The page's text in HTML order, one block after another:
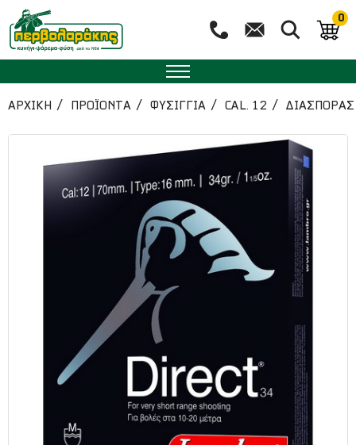
0
ΑΡΧΙΚΉ ΠΡΟΪΟΝΤΑ ΦΥΣΙΓΓΙΑ CAL. 12 ΔΙΑΣΠΟΡΑΣ